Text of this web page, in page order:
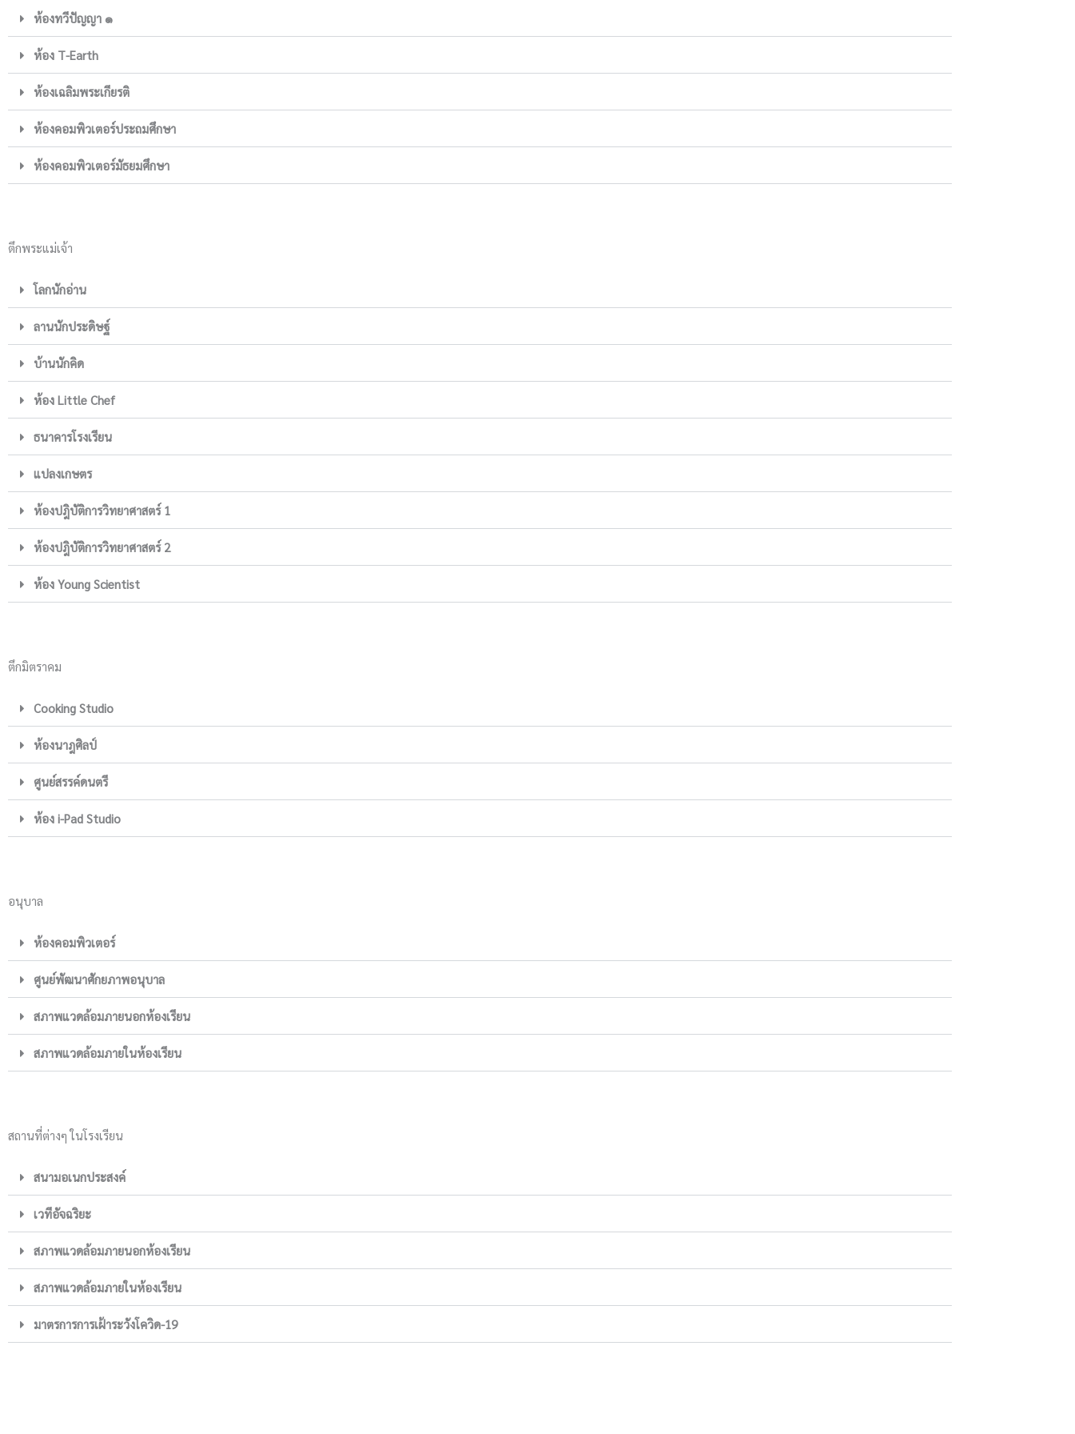
ห้องทวีปัญญา ๑
ห้อง T-Earth
ห้องเฉลิมพระเกียรติ
ห้องคอมพิวเตอร์ประถมศึกษา
ห้องคอมพิวเตอร์มัธยมศึกษา
ตึกพระแม่เจ้า
โลกนักอ่าน
ลานนักประดิษฐ์
บ้านนักคิด
ห้อง Little Chef
ธนาคารโรงเรียน
แปลงเกษตร
ห้องปฎิบัติการวิทยาศาสตร์ 1
ห้องปฎิบัติการวิทยาศาสตร์ 2
ห้อง Young Scientist
ตึกมิตราคม
Cooking Studio
ห้องนาฎศิลป์
ศูนย์สรรค์ดนตรี
ห้อง i-Pad Studio
อนุบาล
ห้องคอมพิวเตอร์
ศูนย์พัฒนาศักยภาพอนุบาล
สภาพแวดล้อมภายนอกห้องเรียน
สภาพแวดล้อมภายในห้องเรียน
สถานที่ต่างๆ ในโรงเรียน
สนามอเนกประสงค์
เวทีอัจฉริยะ
สภาพแวดล้อมภายนอกห้องเรียน
สภาพแวดล้อมภายในห้องเรียน
มาตรการการเฝ้าระวังโควิด-19